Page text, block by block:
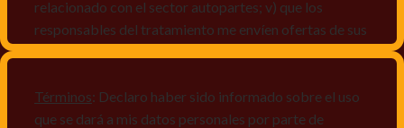
relacionado con el sector autopartes; v) que los
responsables del tratamiento me envíen ofertas de sus
mismos, vi) crear bases de datos de acuerdo a las
características y perfiles de los titulares de Datos
Términos: Declaro haber sido informado sobre el uso
que se dará a mis datos personales por parte de